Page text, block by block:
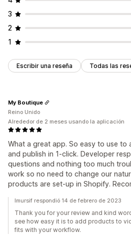
3
2
1
Escribir una reseña Todas las
What a great app. So easy to use
and publish in 1-click. Developer
questions and nothing too much
work so no need to change our
products are set-up in Shopify.
My Boutique
Reino Unido
Alrededor de 2 meses usando la aplicación
Imursif respondió 14 de febrero de 2023
Thank you for your review and kind
see how easy it is to add products to
fits with your workflow.